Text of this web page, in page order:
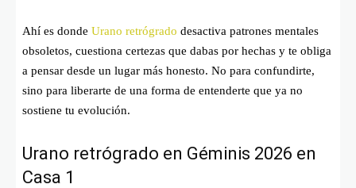
Ahí es donde Urano retrógrado desactiva patrones mentales
obsoletos, cuestiona certezas que dabas por hechas y te obliga
a pensar desde un lugar más honesto. No para confundirte,
sino para liberarte de una forma de entenderte que ya no
sostiene tu evolución.
Urano retrógrado en Géminis 2026 en
Casa 1